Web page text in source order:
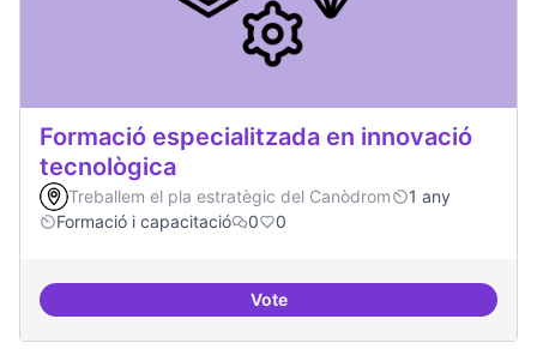
Formació especialitzada en innovació
tecnològica
Treballem el pla estratègic del Canòdrom
1 any
Formació i capacitació
0 0
VoteFormació especialitzada en